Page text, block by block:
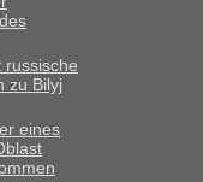
welchem
Ukraine geht es am
am Montag
gegen 5 Uhr in der
bis zur Grenze. Nur
russische
zu Bilyj
eines